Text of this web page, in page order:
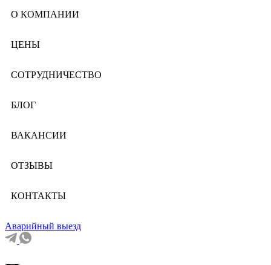
О КОМПАНИИ
ЦЕНЫ
СОТРУДНИЧЕСТВО
БЛОГ
ВАКАНСИИ
ОТЗЫВЫ
КОНТАКТЫ
Аварийный выезд